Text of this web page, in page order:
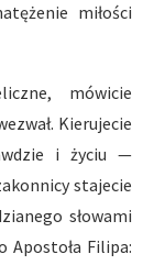
miłości
mówicie
Kierujecie
i życiu —
stajecie
słowami
Apostoła Filipa: